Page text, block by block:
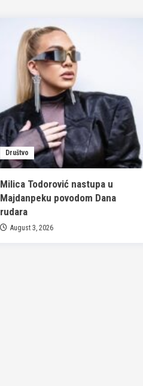
Društvo
Milica Todorović nastupa u
Majdanpeku povodom Dana
rudara
August 3, 2026